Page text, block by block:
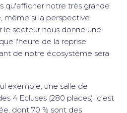
qu'afficher notre très grande
même si la perspective
le secteur nous donne une
l'heure de la reprise
de notre écosystème sera
exemple, une salle de
4 Ecluses (280 places), c'est
dont 70 % sont des